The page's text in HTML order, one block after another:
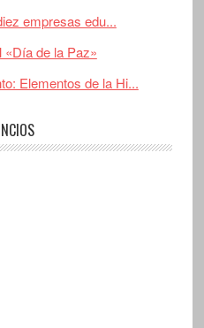
empresas edu...
«Día de la Paz»
Elementos de la Hi...